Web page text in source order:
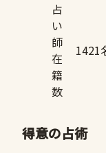
占
い
師
在
籍
数
1421
得意の占術